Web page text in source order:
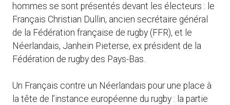
hommes se sont présentés devant les électeurs : le
Français Christian Dullin, ancien secrétaire général
de la Fédération française de rugby (FFR), et le
Néerlandais, Janhein Pieterse, ex président de la
Fédération de rugby des Pays-Bas.
Un Français contre un Néerlandais pour une place à
la tête de l’instance européenne du rugby : la partie